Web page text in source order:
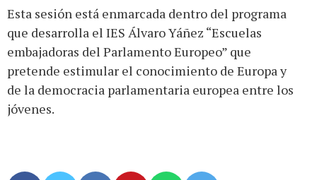
Esta sesión está enmarcada dentro del programa
que desarrolla el IES Álvaro Yáñez “Escuelas
embajadoras del Parlamento Europeo” que
pretende estimular el conocimiento de Europa y
de la democracia parlamentaria europea entre los
jóvenes.